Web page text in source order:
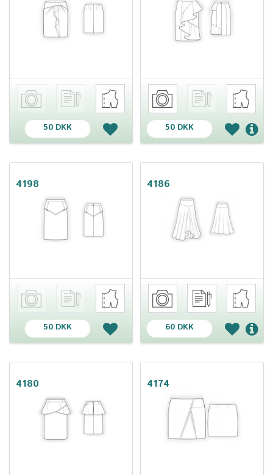
50 DKK 50 DKK
4198
50 DKK
4186
60 DKK
4180 4174